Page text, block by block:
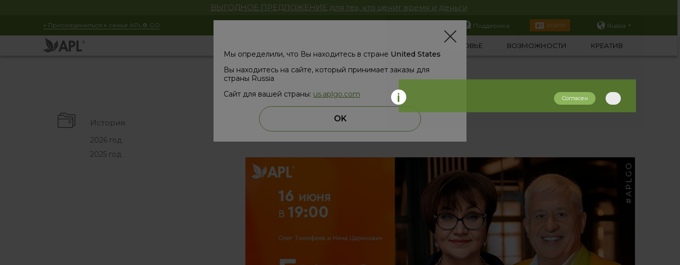
ВЫГОДНОЕ ПРЕДЛОЖЕНИЕ для тех, кто ценит время и деньги
+ Присоединиться к семье APL® GO Поддержка ВОЙТИ Russia
ЗДОРОВЬЕ ВОЗМОЖНОСТИ КРЕАТИВ
История
2026 год
2025 год
Мы определили, что Вы находитесь в стране United States
Вы находитесь на сайте, который принимает заказы для
страны Russia
Сайт для вашей страны: us.aplgo.com
OK
Согласен